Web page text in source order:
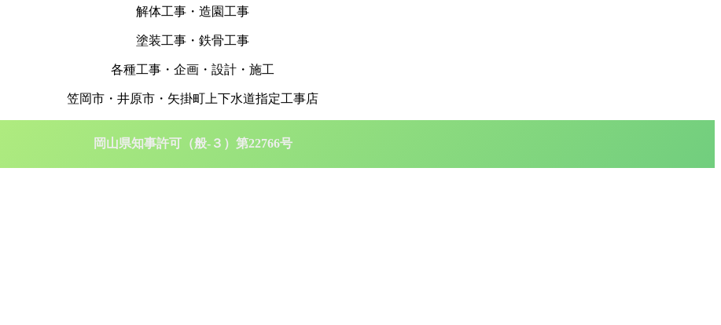
解体工事・造園工事
塗装工事・鉄骨工事
各種工事・企画・設計・施工
笠岡市・井原市・矢掛町上下水道指定工事店
岡山県知事許可（般-３）第22766号